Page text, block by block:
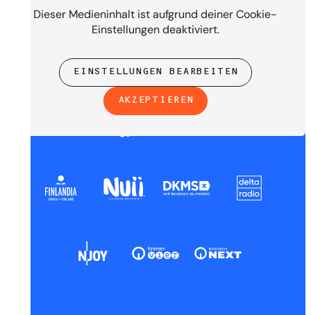
Dieser Medieninhalt ist aufgrund deiner Cookie-
Einstellungen deaktiviert.
EINSTELLUNGEN BEARBEITEN
AKZEPTIEREN